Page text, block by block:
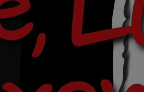
Leben & Wohnen
Wirtschaft & Handel